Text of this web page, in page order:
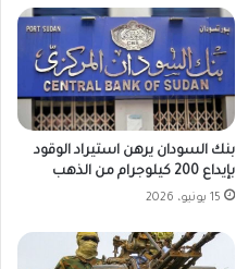
بنك السودان يرهن استيراد الوقود
بإيداع 200 كيلوجرام من الذهب
15 يونيو، 2026